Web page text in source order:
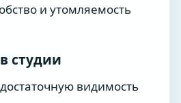
и утомляемость
студии
видимость